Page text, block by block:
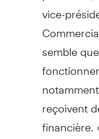
vice-
semble
reçoivent
financière.